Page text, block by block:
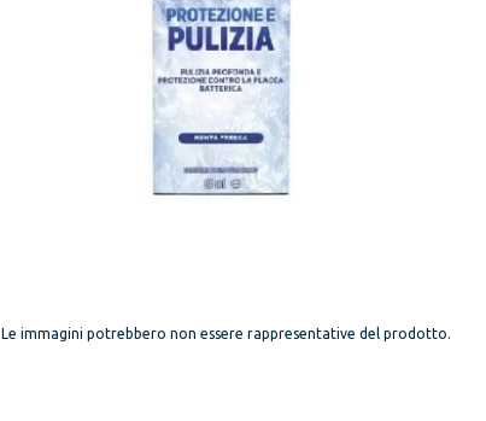
Le immagini potrebbero non essere rappresentative del prodotto.